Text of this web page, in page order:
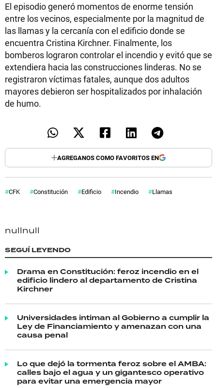
El episodio generó momentos de enorme tensión
entre los vecinos, especialmente por la magnitud de
las llamas y la cercanía con el edificio donde se
encuentra Cristina Kirchner. Finalmente, los
bomberos lograron controlar el incendio y evitó que se
extendiera hacia las construcciones linderas. No se
registraron víctimas fatales, aunque dos adultos
mayores debieron ser hospitalizados por inhalación
de humo.
AGREGANOS COMO FAVORITOS EN
CFK Constitución Edificio Incendio Llamas
nullnull
SEGUÍ LEYENDO
Drama en Constitución: feroz incendio en el
edificio lindero al departamento de Cristina
Kirchner
Universidades intiman al Gobierno a cumplir la
Ley de Financiamiento y amenazan con una
causa penal
Lo que dejó la tormenta feroz sobre el AMBA:
calles bajo el agua y un gigantesco operativo
para evitar una emergencia mayor